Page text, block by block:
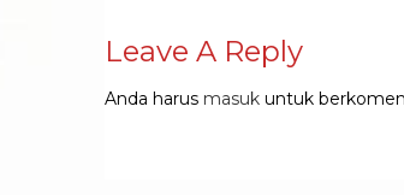
Leave A Reply
Anda harus masuk untuk